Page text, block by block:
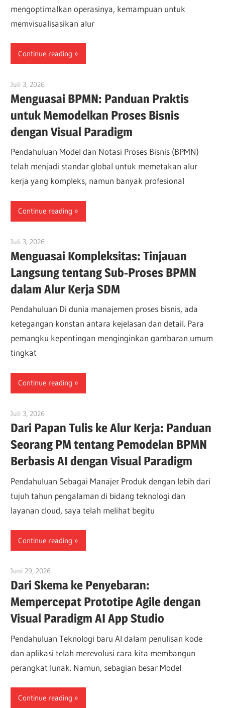
mengoptimalkan operasinya, kemampuan untuk
memvisualisasikan alur
Continue reading
Juli 3, 2026
Menguasai BPMN: Panduan Praktis
untuk Memodelkan Proses Bisnis
dengan Visual Paradigm
Pendahuluan Model dan Notasi Proses Bisnis (BPMN)
telah menjadi standar global untuk memetakan alur
kerja yang kompleks, namun banyak profesional
Continue reading
Juli 3, 2026
Menguasai Kompleksitas: Tinjauan
Langsung tentang Sub-Proses BPMN
dalam Alur Kerja SDM
Pendahuluan Di dunia manajemen proses bisnis, ada
ketegangan konstan antara kejelasan dan detail. Para
pemangku kepentingan menginginkan gambaran umum
tingkat
Continue reading
Juli 3, 2026
Dari Papan Tulis ke Alur Kerja: Panduan
Seorang PM tentang Pemodelan BPMN
Berbasis AI dengan Visual Paradigm
Pendahuluan Sebagai Manajer Produk dengan lebih dari
tujuh tahun pengalaman di bidang teknologi dan
layanan cloud, saya telah melihat begitu
Continue reading
Juni 29, 2026
Dari Skema ke Penyebaran:
Mempercepat Prototipe Agile dengan
Visual Paradigm AI App Studio
Pendahuluan Teknologi baru AI dalam penulisan kode
dan aplikasi telah merevolusi cara kita membangun
perangkat lunak. Namun, sebagian besar Model
Continue reading